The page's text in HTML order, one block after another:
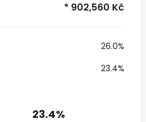
* 902,560 Kč
26.0%
23.4%
23.4%